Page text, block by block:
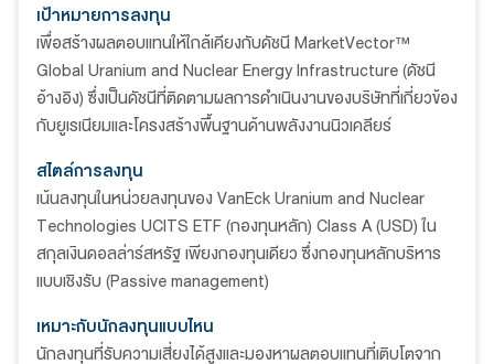
เป้าหมายการลงทุน
เพื่อสร้างผลตอบแทนให้ใกล้เคียงกับดัชนี MarketVector™
Global Uranium and Nuclear Energy Infrastructure (ดัชนี
อ้างอิง) ซึ่งเป็นดัชนีที่ติดตามผลการดำเนินงานของบริษัทที่เกี่ยวข้อง
กับยูเรเนียมและโครงสร้างพื้นฐานด้านพลังงานนิวเคลียร์
สไตล์การลงทุน
เน้นลงทุนในหน่วยลงทุนของ VanEck Uranium and Nuclear
Technologies UCITS ETF (กองทุนหลัก) Class A (USD) ใน
สกุลเงินดอลล่าร์สหรัฐ เพียงกองทุนเดียว ซึ่งกองทุนหลักบริหาร
แบบเชิงรับ (Passive management)
เหมาะกับนักลงทุนแบบไหน
นักลงทุนที่รับความเสี่ยงได้สูงและมองหาผลตอบแทนที่เติบโตจาก